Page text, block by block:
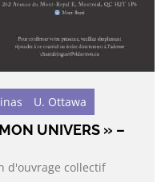
U. Ottawa
UNIVERS » –
d'ouvrage collectif